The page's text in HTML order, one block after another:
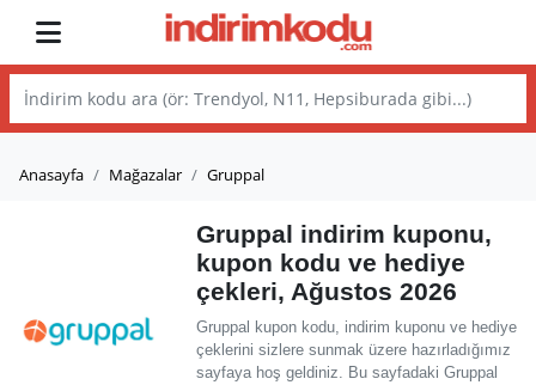
Anasayfa Mağazalar Gruppal
Gruppal indirim kuponu,
kupon kodu ve hediye
çekleri, Ağustos 2026
Gruppal kupon kodu, indirim kuponu ve hediye
çeklerini sizlere sunmak üzere hazırladığımız
sayfaya hoş geldiniz. Bu sayfadaki Gruppal